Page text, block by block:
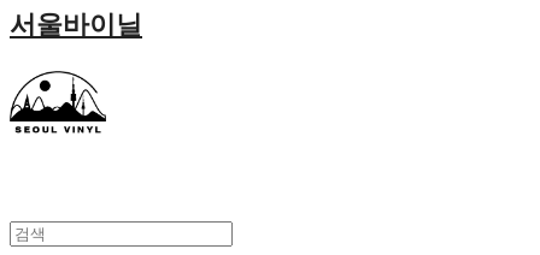
서울바이닐